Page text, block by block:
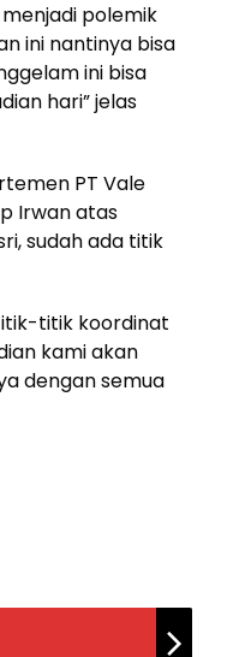
polemik
ini nantinya bisa
ini bisa
hari” jelas
PT Vale
Irwan atas
sudah ada titik
titik koordinat
kami akan
dengan semua